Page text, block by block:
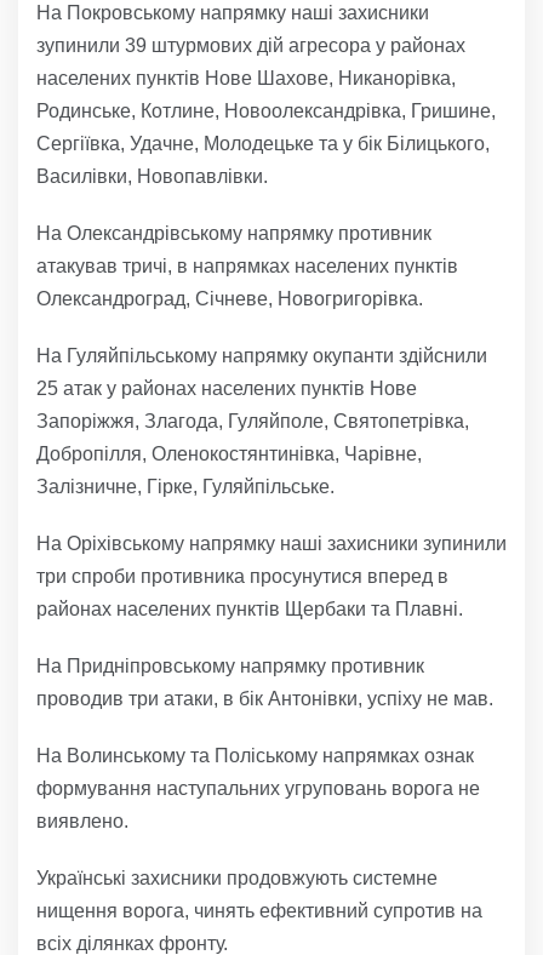
На Покровському напрямку наші захисники
зупинили 39 штурмових дій агресора у районах
населених пунктів Нове Шахове, Никанорівка,
Родинське, Котлине, Новоолександрівка, Гришине,
Сергіївка, Удачне, Молодецьке та у бік Білицького,
Василівки, Новопавлівки.
На Олександрівському напрямку противник
атакував тричі, в напрямках населених пунктів
Олександроград, Січневе, Новогригорівка.
На Гуляйпільському напрямку окупанти здійснили
25 атак у районах населених пунктів Нове
Запоріжжя, Злагода, Гуляйполе, Святопетрівка,
Добропілля, Оленокостянтинівка, Чарівне,
Залізничне, Гірке, Гуляйпільське.
На Оріхівському напрямку наші захисники зупинили
три спроби противника просунутися вперед в
районах населених пунктів Щербаки та Плавні.
На Придніпровському напрямку противник
проводив три атаки, в бік Антонівки, успіху не мав.
На Волинському та Поліському напрямках ознак
формування наступальних угруповань ворога не
виявлено.
Українські захисники продовжують системне
нищення ворога, чинять ефективний супротив на
всіх ділянках фронту.